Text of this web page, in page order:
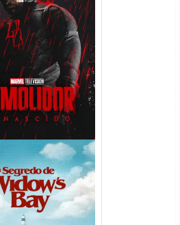
Renascido 2ª
(2026) WEB-DL
Dual Áudio